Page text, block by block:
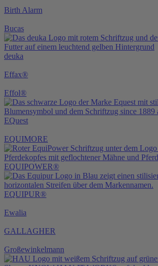
Birth Alarm
Bucas
deuka
Effax®
Effol®
EQuest
EQUIMORE
EQUIPOWER®
EQUIPUR®
Ewalia
GALLAGHER
Großewinkelmann